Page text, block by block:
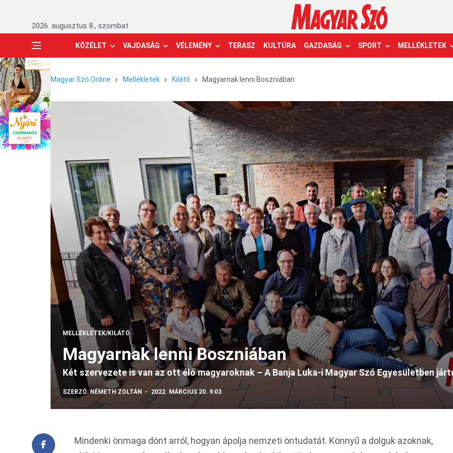
2026. augusztus 8., szombat
KÖZÉLET VAJDASÁG VÉLEMÉNY TERASZ KULTÚRA GAZDASÁG SPORT MELLÉKLETEK
Magyar Szó Online Mellékletek Kilátó Magyarnak lenni Boszniában
MELLÉKLETEK/KILÁTÓ
Magyarnak lenni Boszniában
Két szervezete is van az ott élő magyaroknak – A Banja Luka-i Magyar Szó Egyesületben
SZERZŐ: NÉMETH ZOLTÁN 2022. MÁRCIUS 20. 9:03
Mindenki önmaga dönt arról, hogyan ápolja nemzeti öntudatát. Könnyű a dolguk azoknak,